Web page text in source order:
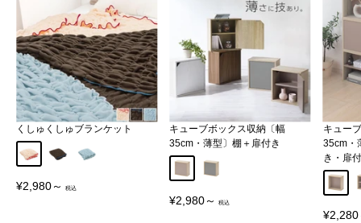
くしゅくしゅブランケット
アイボリーブラウンブルー
販
¥2,980～
キューブボックス収納〔幅
35cm・薄型〕棚＋扉付き
販
¥2,980～
キュー
35cm・
き・扉
オー
販
¥2,280